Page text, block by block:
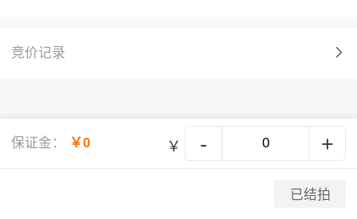
竞价记录
保证金： ￥0 ￥ - +